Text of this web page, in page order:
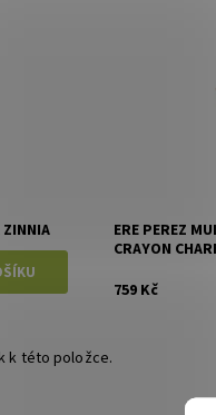
ERE PEREZ
CRAYON
759 Kč
k této položce.